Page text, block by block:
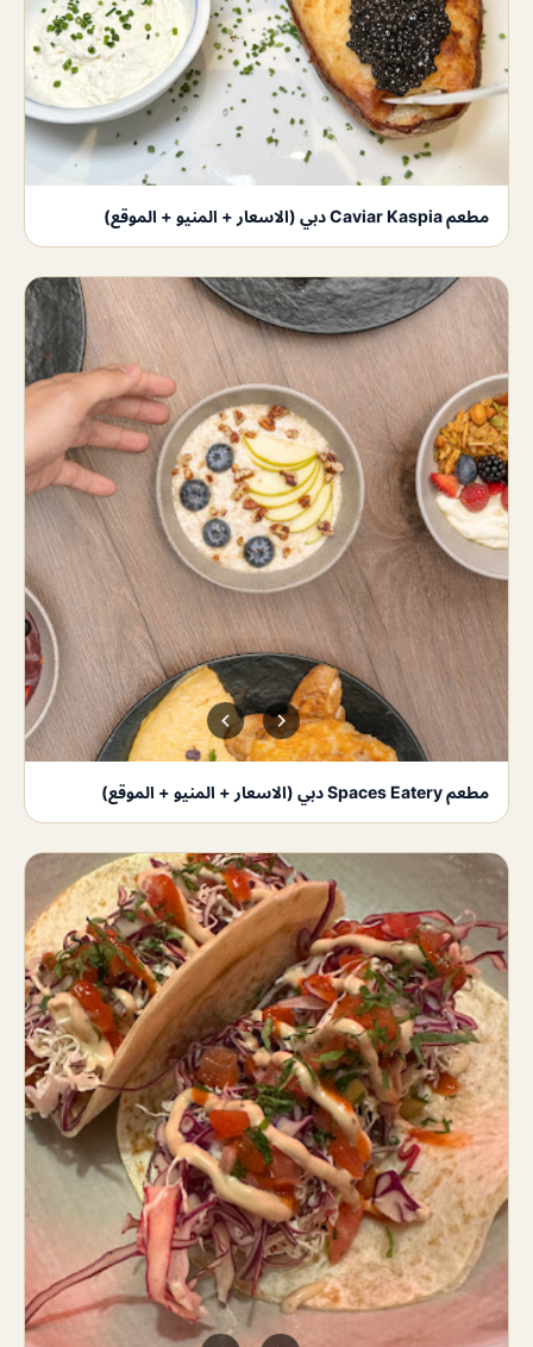
مطعم Caviar Kaspia دبي (الاسعار + المنيو + الموقع)
مطعم Spaces Eatery دبي (الاسعار + المنيو + الموقع)